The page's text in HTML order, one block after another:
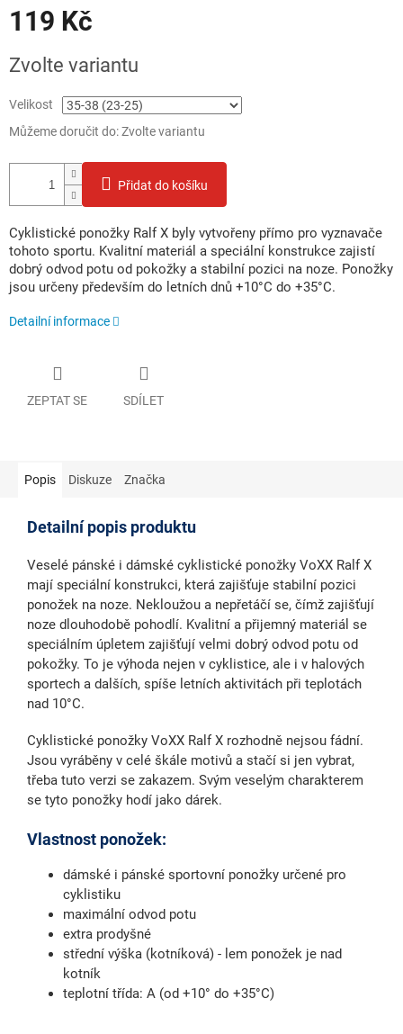
119 Kč
cena:
Zvolte variantu
Velikost
Můžeme doručit do:Zvolte variantu
Přidat do košíku
Cyklistické ponožky Ralf X byly vytvořeny přímo pro vyznavače
tohoto sportu. Kvalitní materiál a speciální konstrukce zajistí
dobrý odvod potu od pokožky a stabilní pozici na noze. Ponožky
jsou určeny především do letních dnů +10°C do +35°C.
Detailní informace
ZEPTAT SE SDÍLET
Popis Diskuze Značka
Detailní popis produktu
Veselé pánské i dámské cyklistické ponožky VoXX Ralf X
mají speciální konstrukci, která zajišťuje stabilní pozici
ponožek na noze. Nekloužou a nepřetáčí se, čímž zajišťují
noze dlouhodobě pohodlí. Kvalitní a přijemný materiál se
speciálním úpletem zajišťují velmi dobrý odvod potu od
pokožky. To je výhoda nejen v cyklistice, ale i v halových
sportech a dalších, spíše letních aktivitách při teplotách
nad 10°C.
Cyklistické ponožky VoXX Ralf X rozhodně nejsou fádní.
Jsou vyráběny v celé škále motivů a stačí si jen vybrat,
třeba tuto verzi se zakazem. Svým veselým charakterem
se tyto ponožky hodí jako dárek.
Vlastnost ponožek:
dámské i pánské sportovní ponožky určené pro
cyklistiku
maximální odvod potu
extra prodyšné
střední výška (kotníková) - lem ponožek je nad
kotník
teplotní třída: A (od +10° do +35°C)